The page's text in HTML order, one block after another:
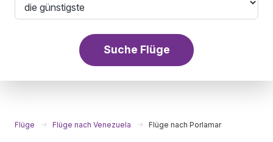
Suche Flüge
Flüge Flüge nach Venezuela Flüge nach Porlamar